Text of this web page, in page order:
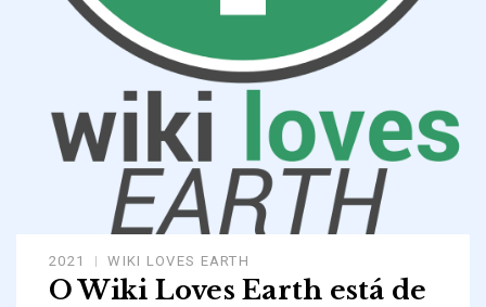
2021 WIKI LOVES EARTH
O Wiki Loves Earth está de